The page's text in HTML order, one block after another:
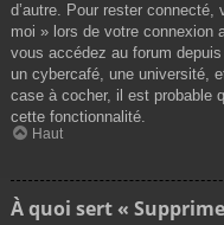
d’autre. Pour rester
moi » lors de votre connexion
vous accédez au forum
un cybercafé, une université,
case à cocher, il est probable
cette fonctionnalité.
Haut
À quoi sert «